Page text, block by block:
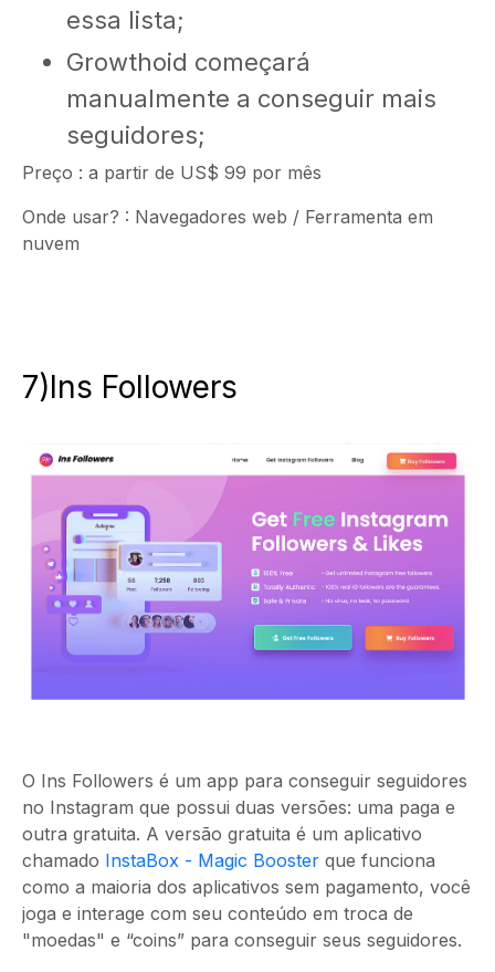
essa lista;
Growthoid começará
manualmente a conseguir mais
seguidores;
Preço : a partir de US$ 99 por mês
Onde usar? : Navegadores web / Ferramenta em
nuvem
7)Ins Followers
O Ins Followers é um app para conseguir seguidores
no Instagram que possui duas versões: uma paga e
outra gratuita. A versão gratuita é um aplicativo
chamado InstaBox - Magic Booster que funciona
como a maioria dos aplicativos sem pagamento, você
joga e interage com seu conteúdo em troca de
"moedas" e “coins” para conseguir seus seguidores.